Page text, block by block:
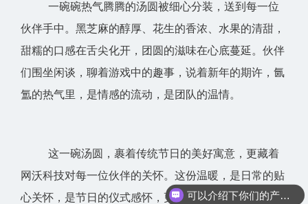
一碗碗热气腾腾的汤圆被细心分装，送到每一位
伙伴手中。黑芝麻的醇厚、花生的香浓、水果的清甜，
甜糯的口感在舌尖化开，团圆的滋味在心底蔓延。伙伴
们围坐闲谈，聊着游戏中的趣事，说着新年的期许，氤
氲的热气里，是情感的流动，是团队的温情。
这一碗汤圆，裹着传统节日的美好寓意，更藏着
网沃科技对每一位伙伴的关怀。这份温暖，是日常的贴
心关怀，是节日的仪式感怀，更是网沃文化最动人的底
可以介绍下你们的产品么？